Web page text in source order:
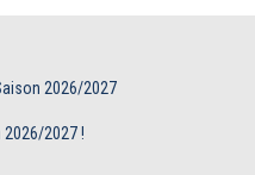
2026/2027
2027 !